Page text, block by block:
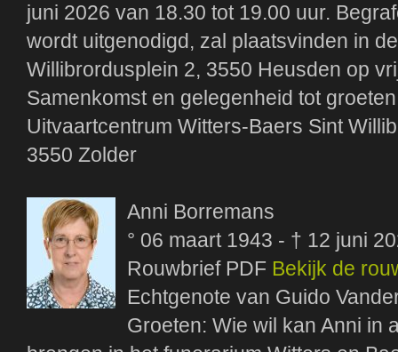
juni 2026 van 18.30 tot 19.00 uur.
wordt uitgenodigd, zal plaatsvinden in
Willibrordusplein 2, 3550 Heusden op
Samenkomst en gelegenheid tot
Uitvaartcentrum Witters-Baers Sint
3550 Zolder
Anni Borremans
° 06 maart 1943 - † 12 juni
Rouwbrief PDF Bekijk de
Echtgenote van Guido
Groeten: Wie wil kan Anni in